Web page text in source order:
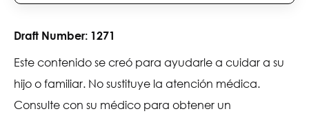
Draft Number: 1271
Este contenido se creó para ayudarle a cuidar a su
hijo o familiar. No sustituye la atención médica.
Consulte con su médico para obtener un